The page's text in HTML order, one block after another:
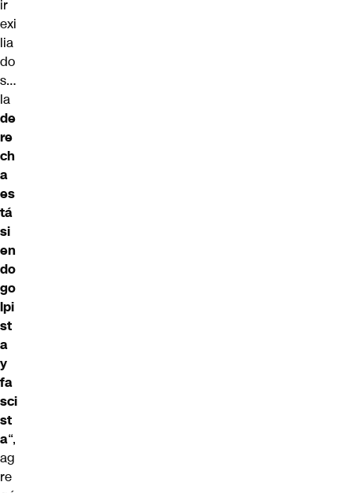
ir
exi
lia
do
s…
la
de
re
ch
a
es
tá
si
en
do
go
lpi
st
a
y
fa
sci
st
a“,
ag
re